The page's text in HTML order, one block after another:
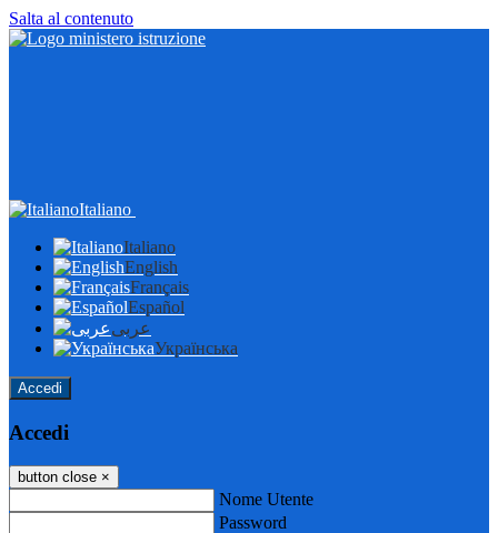
Salta al contenuto
Italiano
Italiano
English
Français
Español
عربى
Українська
Accedi
Accedi
button close ×
Nome Utente
Password